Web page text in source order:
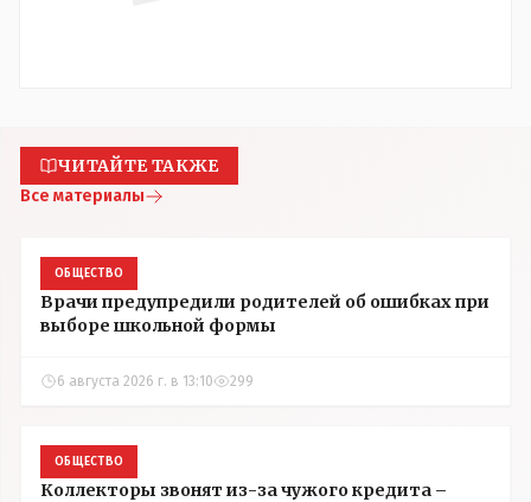
ЧИТАЙТЕ ТАКЖЕ
Все материалы
ОБЩЕСТВО
Врачи предупредили родителей об ошибках при
выборе школьной формы
6 августа 2026 г. в 13:10 299
ОБЩЕСТВО
Коллекторы звонят из-за чужого кредита –